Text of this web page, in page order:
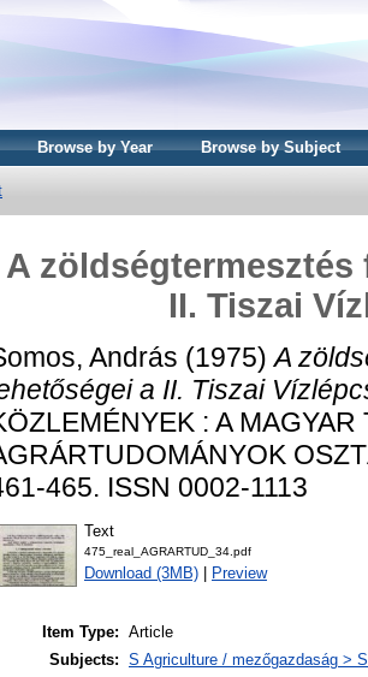
Browse by Year Browse by Subject
A zöldségtermesztés
II. Tiszai
András (1975)A
a II. Tiszai
: A
465. ISSN 0002-1113
Text
475_real_AGRARTUD_34.pdf
Download (3MB) Preview
Item Type: Article
Subjects: S Agriculture / mezőgazdaság >